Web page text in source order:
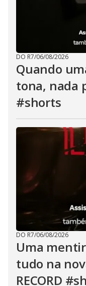
DO R7/06/08/2026
Quando
tona, nada
#shorts
DO R7/06/08/2026
Uma
tudo na
RECORD